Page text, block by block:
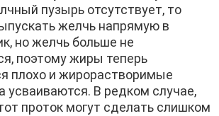
пузырь отсутствует, то
желчь напрямую в
но желчь больше не
поэтому жиры теперь
плохо и жирорастворимые
усваиваются. В редком случае,
проток могут сделать слишком